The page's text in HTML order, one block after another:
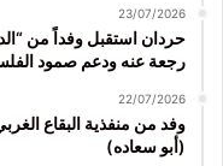
23/07/2026
حردان استقبل وفداً من
رجعة عنه ودعم صمود
22/07/2026
وفد من منفذية البقاع
(أبو سعاده)